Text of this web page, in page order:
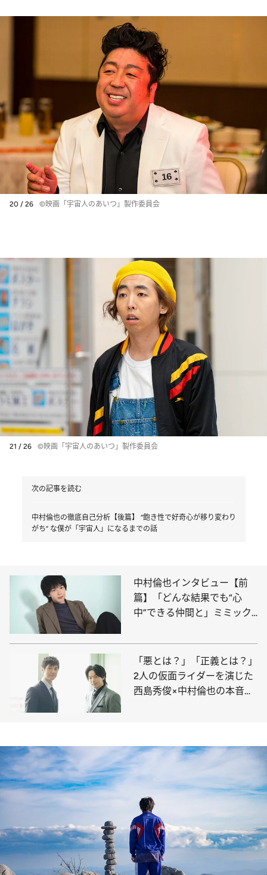
20 / 26 ©映画「宇宙人のあいつ」製作委員会
21 / 26 ©映画「宇宙人のあいつ」製作委員会
次の記事を読む
中村倫也の徹底自己分析【後篇】 “飽き性で好奇心が移り変わり
がち” な僕が「宇宙人」になるまでの話
中村倫也インタビュー【前
篇】「どんな結果でも“心
中”できる仲間と」ミミック
「悪とは？」「正義とは？」
2人の仮面ライダーを演じた
西島秀俊×中村倫也の本音ト